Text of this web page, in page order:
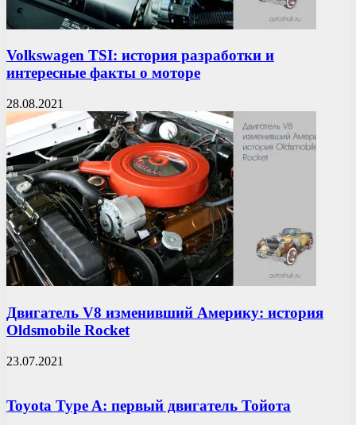
Volkswagen TSI: история разработки и
интересные факты о моторе
28.08.2021
Двигатель V8 изменивший Америку: история
Oldsmobile Rocket
23.07.2021
Toyota Type A: первый двигатель Тойота